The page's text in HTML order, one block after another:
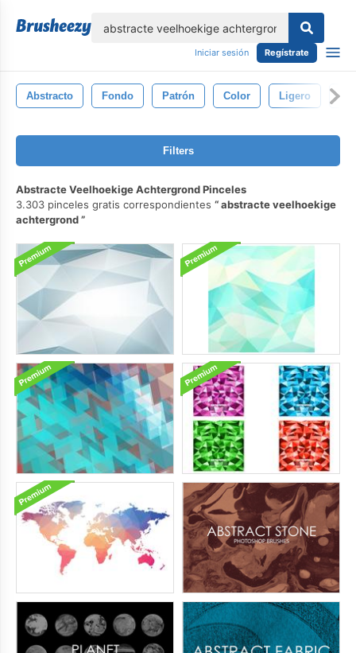
Iniciar sesión Regístrate
Abstracto Fondo Patrón Color Ligero
Filters
Abstracte Veelhoekige Achtergrond Pinceles
3.303 pinceles gratis correspondientes
abstracte veelhoekige
achtergrond